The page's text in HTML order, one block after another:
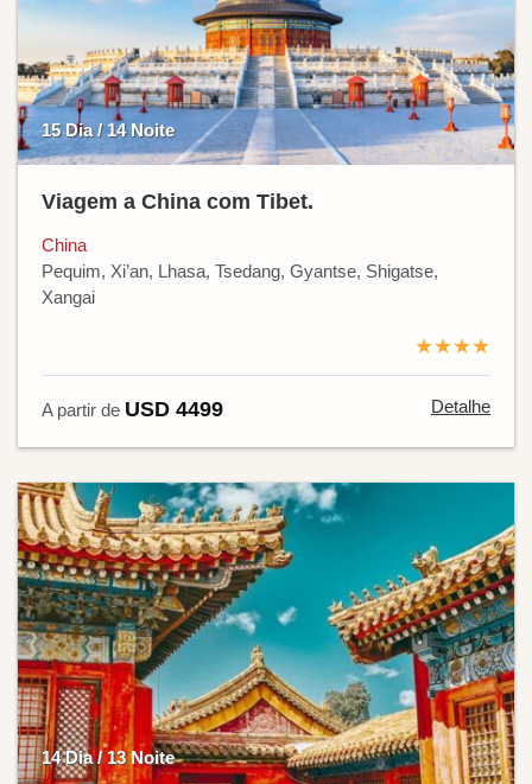
15 Dia / 14 Noite
Viagem a China com Tibet.
China
Pequim, Xi’an, Lhasa, Tsedang, Gyantse, Shigatse,
Xangai
★★★★
A partir de USD 4499 Detalhe
14 Dia / 13 Noite